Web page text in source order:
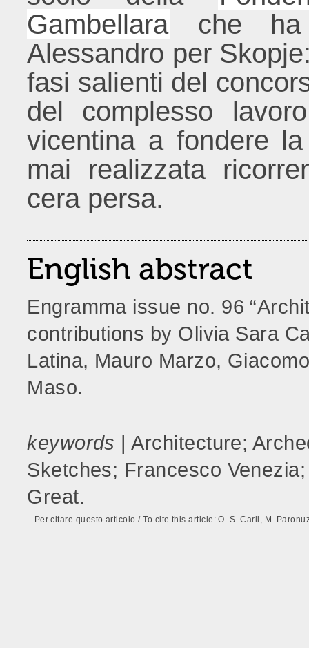
Gambellara che ha
Alessandro per
fasi salienti del
del complesso
vicentina a fondere
mai realizzata
cera persa.
English abstract
Engramma issue no. 96
contributions by Olivia Sara
Latina, Mauro Marzo,
Maso.
keywords | Architecture;
Sketches; Francesco
Great.
Per citare questo articolo / To cite this article: O. S. Carli, M.